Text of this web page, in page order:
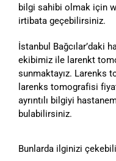
bilgi sahibi olmak için
irtibata geçebilirsiniz.
İstanbul Bağcılar’daki
ekibimiz ile larenkt
sunmaktayız. Larenks
larenks tomografisi
ayrıntılı bilgiyi
bulabilirsiniz.
Bunlarda ilginizi